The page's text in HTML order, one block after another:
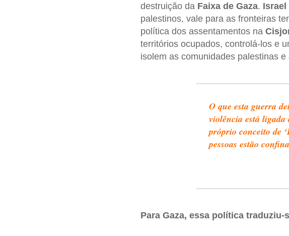
destruição da Faixa de Gaza. Israel
palestinos, vale para as fronteiras
política dos assentamentos na
territórios ocupados, controlá-los e
isolem as comunidades palestinas
O que esta guerra
violência está
próprio conceito de
pessoas estão
Para Gaza, essa política traduziu-